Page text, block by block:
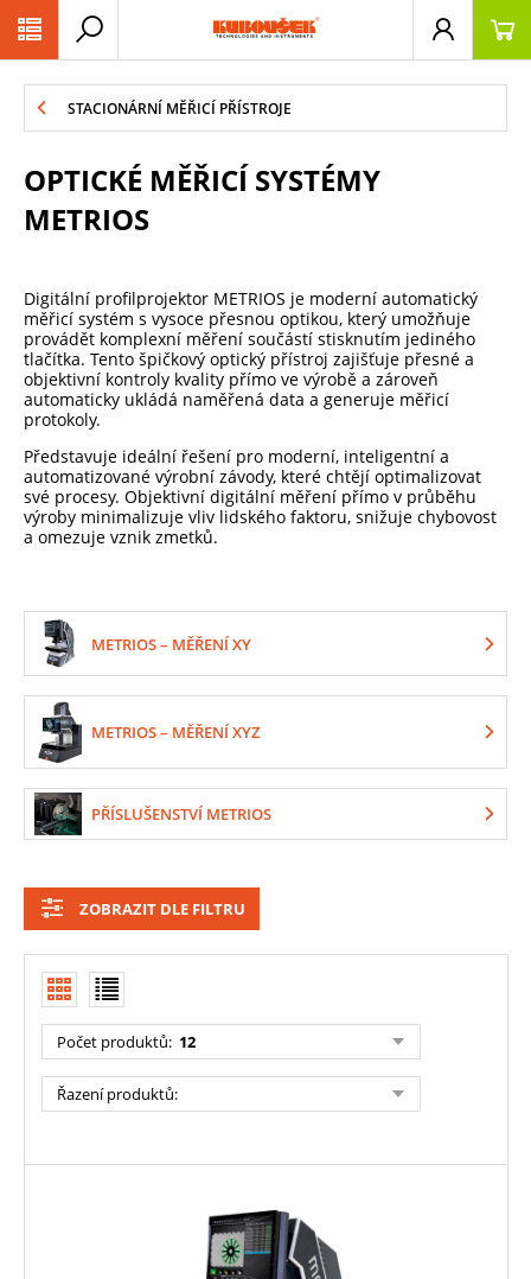
STACIONÁRNÍ MĚŘICÍ PŘÍSTROJE
OPTICKÉ MĚŘICÍ SYSTÉMY
METRIOS
Digitální profilprojektor METRIOS je moderní automatický
měřicí systém s vysoce přesnou optikou, který umožňuje
provádět komplexní měření součástí stisknutím jediného
tlačítka. Tento špičkový optický přístroj zajišťuje přesné a
objektivní kontroly kvality přímo ve výrobě a zároveň
automaticky ukládá naměřená data a generuje měřicí
protokoly.
Představuje ideální řešení pro moderní, inteligentní a
automatizované výrobní závody, které chtějí optimalizovat
své procesy. Objektivní digitální měření přímo v průběhu
výroby minimalizuje vliv lidského faktoru, snižuje chybovost
a omezuje vznik zmetků.
METRIOS – MĚŘENÍ XY
METRIOS – MĚŘENÍ XYZ
PŘÍSLUŠENSTVÍ METRIOS
ZOBRAZIT DLE FILTRU
Počet produktů: 12
Řazení produktů: